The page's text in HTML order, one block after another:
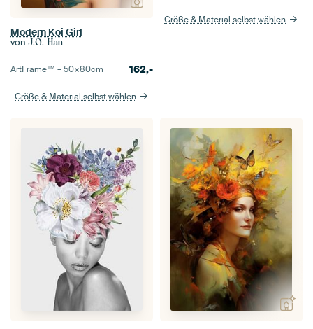
Modern Koi Girl
von J.O. Han
ArtFrame™ –50×80cm 162,-
Größe & Material selbst wählen
Größe & Material selbst wählen